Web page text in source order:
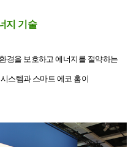
지 기술
경을 보호하고 에너지를 절약하는
스템과 스마트 에코 홈이